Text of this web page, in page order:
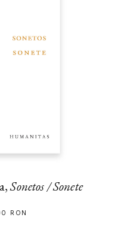
Sonetos / Sonete
RON